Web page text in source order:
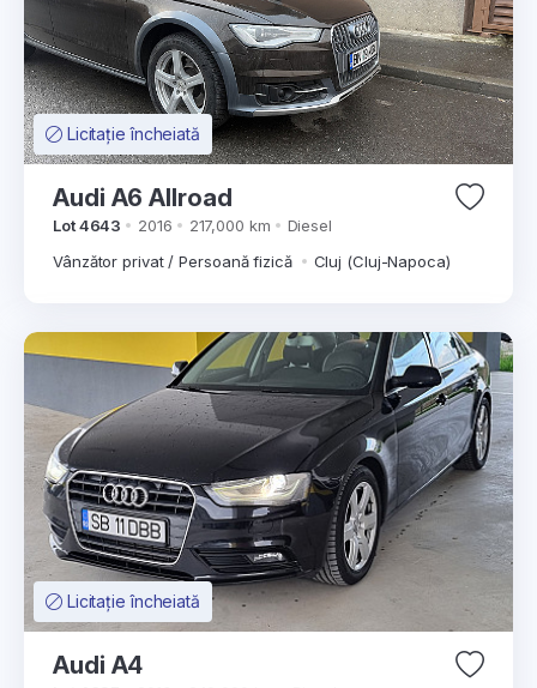
Licitație încheiată
Audi A6 Allroad
Lot 4643 2016 217,000 km
Diesel
Vânzător privat / Persoană fizică
Cluj (Cluj-Napoca)
Licitație încheiată
Audi A4